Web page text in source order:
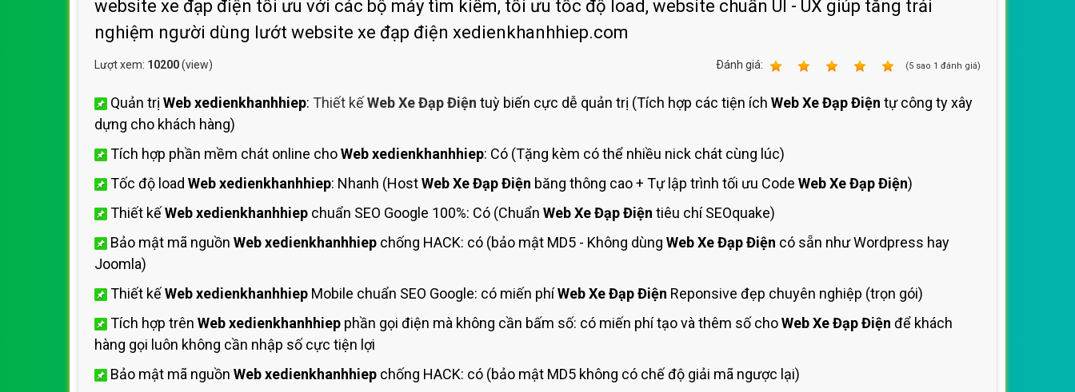
Bảng giá quảng cáo Facebook
Bảng giá SEO Website
website xe đạp điện tối ưu với các bộ máy tìm kiếm, tối ưu tốc độ load, website chuẩn UI - UX giúp tăng trải
nghiệm người dùng lướt website xe đạp điện xedienkhanhhiep.com
Lượt xem: 10200(view) Ðánh giá: (5 sao 1 đánh giá)
Quản trị Web xedienkhanhhiep: Thiết kếWeb Xe Đạp Điện tuỳ biến cực dễ quản trị (Tích hợp các tiện ích Web Xe Đạp Điện tự công ty xây
dựng cho khách hàng)
Tích hợp phần mềm chát online choWeb xedienkhanhhiep: Có (Tặng kèm có thể nhiều nick chát cùng lúc)
Tốc độ load Web xedienkhanhhiep: Nhanh (HostWeb Xe Đạp Điện băng thông cao + Tự lập trình tối ưu Code Web Xe Đạp Điện)
Thiết kếWeb xedienkhanhhiep chuẩn SEO Google 100%: Có (Chuẩn Web Xe Đạp Điện tiêu chí SEOquake)
Bảo mật mã nguồn Web xedienkhanhhiep chống HACK: có (bảo mật MD5 - Không dùng Web Xe Đạp Điện có sẵn như Wordpress hay
Joomla)
Thiết kếWeb xedienkhanhhiep Mobile chuẩn SEO Google: có miến phíWeb Xe Đạp Điện Reponsive đẹp chuyên nghiệp (trọn gói)
Tích hợp trên Web xedienkhanhhiep phần gọi điện mà không cần bấm số: có miến phí tạo và thêm số choWeb Xe Đạp Điện để khách
hàng gọi luôn không cần nhập số cực tiện lợi
Bảo mật mã nguồn Web xedienkhanhhiep chống HACK: có (bảo mật MD5 không có chế độ giải mã ngược lại)